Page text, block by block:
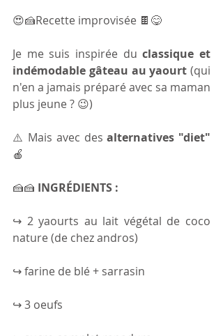
😍🍰Recette improvisée 🍫😋
Je me suis inspirée du classique et
indémodable gâteau au yaourt (qui
n'en a jamais préparé avec sa maman
plus jeune ? 😉)
⚠️ Mais avec des alternatives "diet"
🍎
🍰🍰 INGRÉDIENTS :
↪ 2 yaourts au lait végétal de coco
nature (de chez andros)
↪ farine de blé + sarrasin
↪ 3 oeufs